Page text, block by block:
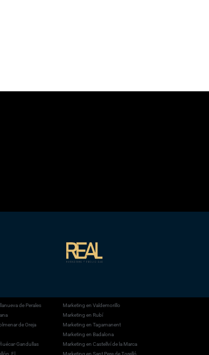
de Perales
Marketing en Valdemorillo
Marketing en Rubí
de Oreja
Marketing en Tagamanent
Marketing en Badalona
Gandullas
Marketing en Castellví de la Marca